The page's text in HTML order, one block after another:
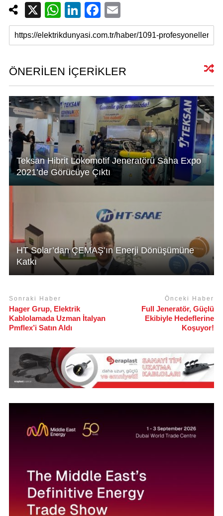
X W
h
at
A
p
p
Li
n
k
dI
n
F
a
c
b
o
o
k
E
m
ail
ÖNERİLEN İÇERİKLER
Teksan Hibrit Lokomotif Jeneratörü Saha Expo
2021’de Görücüye Çıktı
HT Solar’dan ÇEMAŞ’ın Enerji Dönüşümüne
Katkı
Sonraki Haber
Hager Grup, Elektrik
Kablolamada Uzman İtalyan
Pmflex’i Satın Aldı
Önceki Haber
Full Jeneratör, Güçlü
Ekibiyle Hedeflerine
Koşuyor!